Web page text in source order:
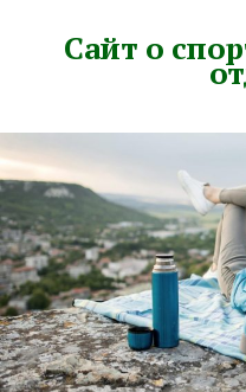
Сайт о